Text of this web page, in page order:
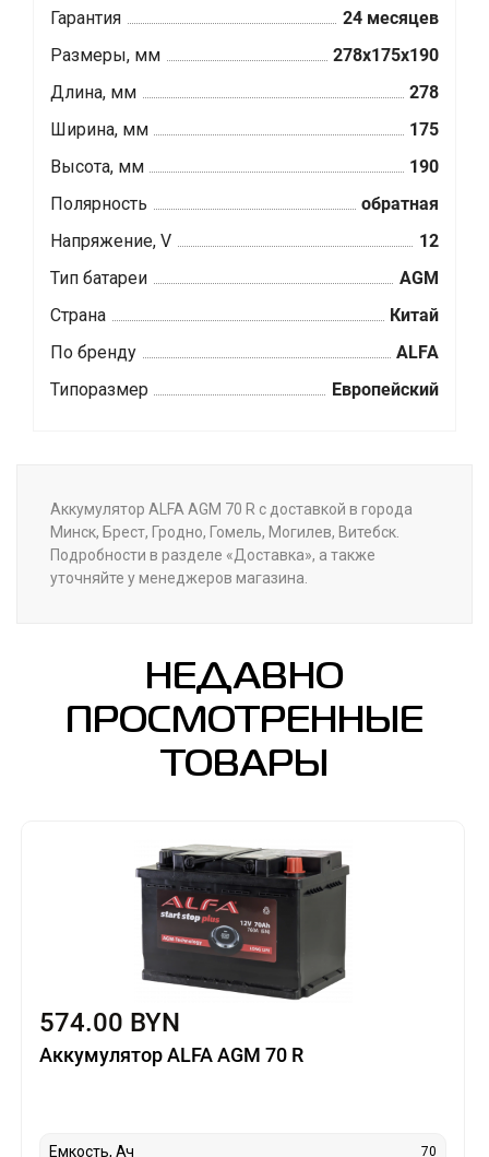
Гарантия
24 месяцев
Размеры, мм
278x175x190
Длина, мм
278
Ширина, мм
175
Высота, мм
190
Полярность
обратная
Напряжение, V
12
Тип батареи
AGM
Страна
Китай
По бренду
ALFA
Типоразмер
Европейский
Аккумулятор ALFA AGM 70 R с доставкой в города
Минск, Брест, Гродно, Гомель, Могилев, Витебск.
Подробности в разделе «Доставка», а также
уточняйте у менеджеров магазина.
НЕДАВНО
ПРОСМОТРЕННЫЕ
ТОВАРЫ
574.00 BYN
Аккумулятор ALFA AGM 70 R
Емкость, Ач 70